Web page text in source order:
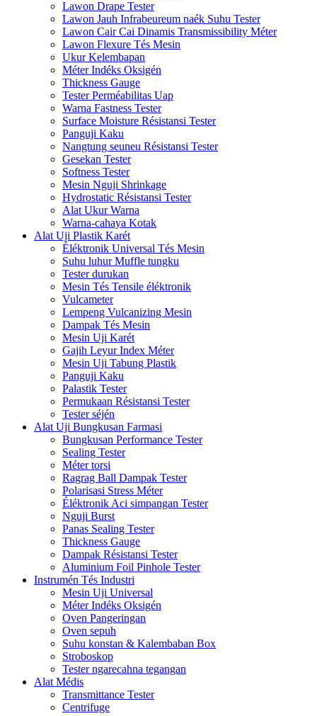
Lawon Drape Tester
Lawon Jauh Infrabeureum naék Suhu Tester
Lawon Cair Cai Dinamis Transmissibility Méter
Lawon Flexure Tés Mesin
Ukur Kelembapan
Méter Indéks Oksigén
Thickness Gauge
Tester Perméabilitas Uap
Warna Fastness Tester
Surface Moisture Résistansi Tester
Panguji Kaku
Nangtung seuneu Résistansi Tester
Gesekan Tester
Softness Tester
Mesin Nguji Shrinkage
Hydrostatic Résistansi Tester
Alat Ukur Warna
Warna-cahaya Kotak
Alat Uji Plastik Karét
Éléktronik Universal Tés Mesin
Suhu luhur Muffle tungku
Tester durukan
Mesin Tés Tensile éléktronik
Vulcameter
Lempeng Vulcanizing Mesin
Dampak Tés Mesin
Mesin Uji Karét
Gajih Leyur Index Méter
Mesin Uji Tabung Plastik
Panguji Kaku
Palastik Tester
Permukaan Résistansi Tester
Tester séjén
Alat Uji Bungkusan Farmasi
Bungkusan Performance Tester
Sealing Tester
Méter torsi
Ragrag Ball Dampak Tester
Polarisasi Stress Méter
Éléktronik Aci simpangan Tester
Nguji Burst
Panas Sealing Tester
Thickness Gauge
Dampak Résistansi Tester
Aluminium Foil Pinhole Tester
Instrumén Tés Industri
Mesin Uji Universal
Méter Indéks Oksigén
Oven Pangeringan
Oven sepuh
Suhu konstan & Kalembaban Box
Stroboskop
Tester ngarecahna tegangan
Alat Médis
Transmittance Tester
Centrifuge